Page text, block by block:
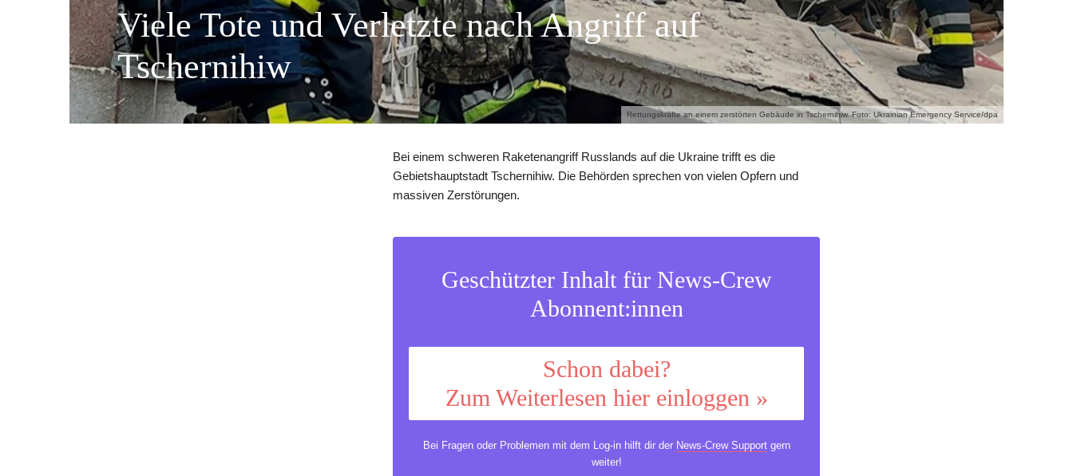
Rettungskräfte an einem zerstörten Gebäude in Tschernihiw. Foto: Ukrainian Emergency Service/dpa
Viele Tote und Verletzte nach Angriff auf
Tschernihiw
Bei einem schweren Raketenangriff Russlands auf die Ukraine trifft es die
Gebietshauptstadt Tschernihiw. Die Behörden sprechen von vielen Opfern und
massiven Zerstörungen.
Geschützter Inhalt für News-Crew
Abonnent:innen
Schon dabei?
Zum Weiterlesen hier einloggen »
Bei Fragen oder Problemen mit dem Log-in hilft dir der News-Crew Supportgern
weiter!